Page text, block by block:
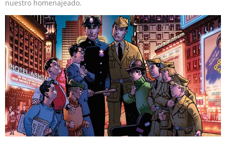
nuestro homenajeado.